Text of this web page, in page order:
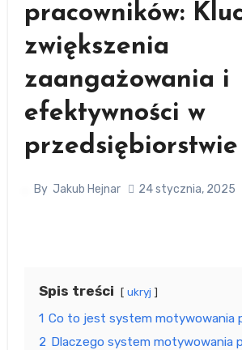
pracowników:
zwiększenia
zaangażowania i
efektywności w
przedsiębiorstwie
By Jakub Hejnar 24 stycznia, 2025
Spis treści ukryj
1 Co to jest system motywowania
2 Dlaczego system motywowania